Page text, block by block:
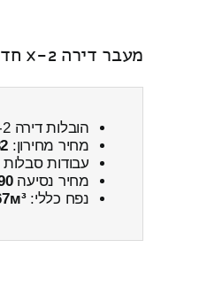
מעבר דירה 2-x חדרים הובלה מכפר מנחם ← לקרני שומרון כולל פירוק והרכבה
הובלות דירה 2-x חדרים מחיר מכפר מנחם ← לקרני שומרון
מחיר מחירון:
עבודות
מחיר נסיעה
נפח כללי: